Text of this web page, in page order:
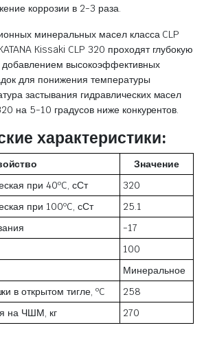
коррозии в 2-3 раза.
минеральных масел класса CLP
Kissaki CLP 320 проходят глубокую
высокоэффективных
для понижения температуры
застывания гидравлических масел
на 5-10 градусов ниже конкурентов.
характеристики:
Значение
при 40ºC, сСт
320
при 100ºC, сСт
25.1
-17
100
Минеральное
в открытом тигле, ºC
258
на ЧШМ, кг
270